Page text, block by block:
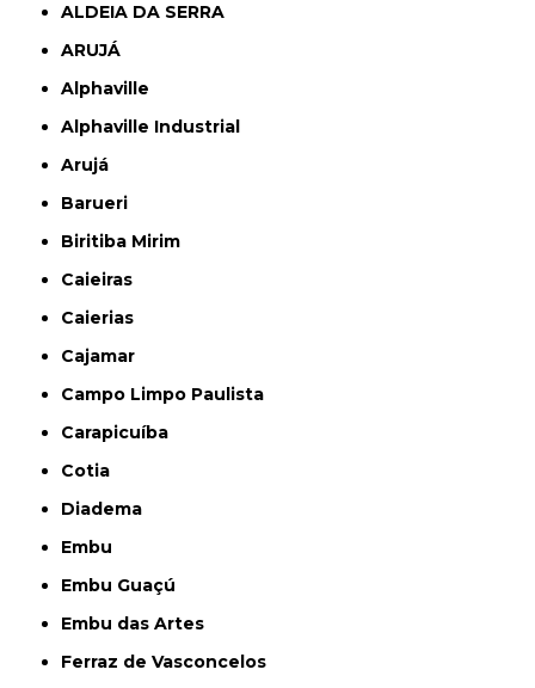
ALDEIA DA SERRA
ARUJÁ
Alphaville
Alphaville Industrial
Arujá
Barueri
Biritiba Mirim
Caieiras
Caierias
Cajamar
Campo Limpo Paulista
Carapicuíba
Cotia
Diadema
Embu
Embu Guaçú
Embu das Artes
Ferraz de Vasconcelos